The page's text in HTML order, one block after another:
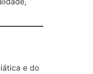
e do